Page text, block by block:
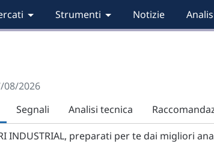
Strumenti Notizie
08/2026
Segnali Analisi tecnica
INDUSTRIAL, preparati per te dai migliori